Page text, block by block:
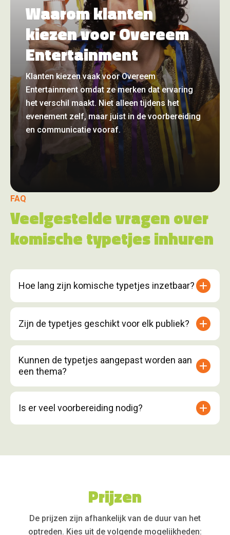
Waarom klanten
kiezen voor Overeem
Entertainment
Klanten kiezen vaak voor Overeem
Entertainment omdat ze merken dat ervaring
het verschil maakt. Niet alleen tijdens het
evenement zelf, maar juist in de voorbereiding
en communicatie vooraf.
FAQ
Veelgestelde vragen over
komische typetjes inhuren
Hoe lang zijn komische typetjes inzetbaar?
Zijn de typetjes geschikt voor elk publiek?
Kunnen de typetjes aangepast worden aan
een thema?
Is er veel voorbereiding nodig?
Prijzen
De prijzen zijn afhankelijk van de duur van het
optreden. Kies uit de volgende mogelijkheden: